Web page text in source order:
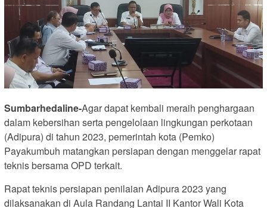
Sumbarhedaline-Agar dapat kembali meraih penghargaan
dalam kebersihan serta pengelolaan lingkungan perkotaan
(Adipura) di tahun 2023, pemerintah kota (Pemko)
Payakumbuh matangkan persiapan dengan menggelar rapat
teknis bersama OPD terkait.
Rapat teknis persiapan penilaian Adipura 2023 yang
dilaksanakan di Aula Randang Lantai II Kantor Wali Kota